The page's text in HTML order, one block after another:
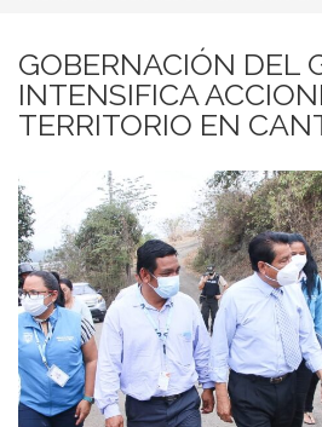
GOBERNACIÓN DEL
INTENSIFICA
TERRITORIO EN